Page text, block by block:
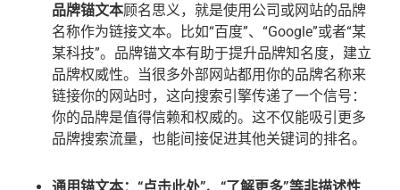
品牌锚文本顾名思义，就是使用公司或网站的品牌
名称作为链接文本。比如“百度”、“Google”或者“某
某科技”。品牌锚文本有助于提升品牌知名度，建立
品牌权威性。当很多外部网站都用你的品牌名称来
链接你的网站时，这向搜索引擎传递了一个信号：
你的品牌是值得信赖和权威的。这不仅能吸引更多
品牌搜索流量，也能间接促进其他关键词的排名。
通用锚文本：“点击此处”、“了解更多”等非描述性